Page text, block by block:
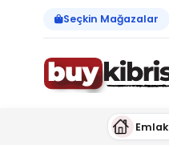
Seçkin Mağazalar
Emlak